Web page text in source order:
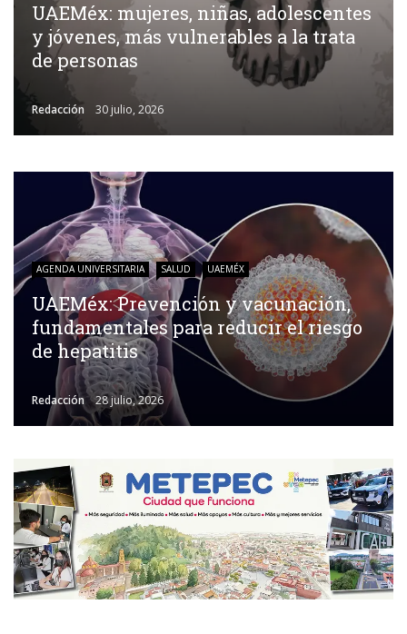
UAEMéx: mujeres, niñas, adolescentes
y jóvenes, más vulnerables a la trata
de personas
Redacción 30 julio, 2026
AGENDA UNIVERSITARIA SALUD UAEMÉX
UAEMéx: Prevención y vacunación,
fundamentales para reducir el riesgo
de hepatitis
Redacción 28 julio, 2026